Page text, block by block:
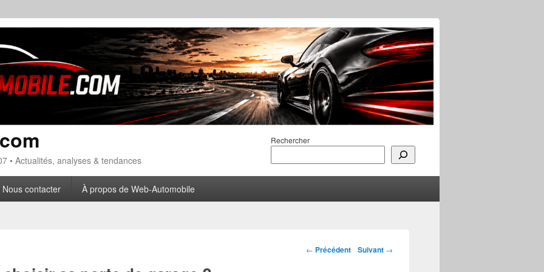
Rechercher
• Actualités, analyses & tendances
Nous contacter À propos de Web-Automobile
Navigation des
← Précédent Suivant →